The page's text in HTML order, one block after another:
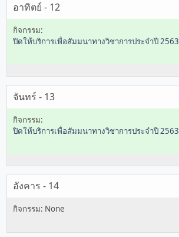
อาทิตย์ - 12
ปิดให้บริการเพื่อสัมมนาทางวิชาการประจำปี 2563
จันทร์ - 13
ปิดให้บริการเพื่อสัมมนาทางวิชาการประจำปี 2563
อังคาร - 14